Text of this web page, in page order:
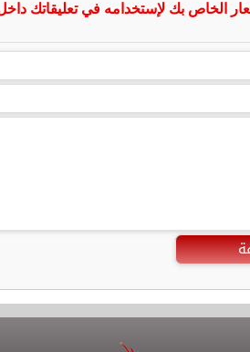
الخاص بك لإستخدامه في تعليقاتك